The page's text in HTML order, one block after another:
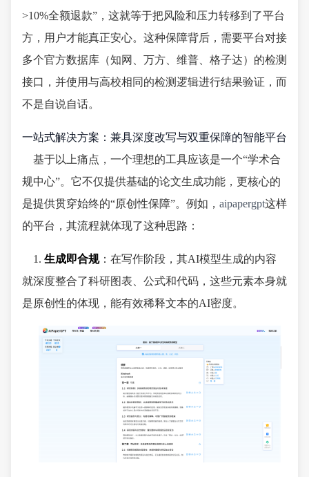
>10%全额退款”，这就等于把风险和压力转移到了平台
方，用户才能真正安心。这种保障背后，需要平台对接
多个官方数据库（知网、万方、维普、格子达）的检测
接口，并使用与高校相同的检测逻辑进行结果验证，而
不是自说自话。
一站式解决方案：兼具深度改写与双重保障的智能平台
基于以上痛点，一个理想的工具应该是一个“学术合
规中心”。它不仅提供基础的论文生成功能，更核心的
是提供贯穿始终的“原创性保障”。例如， aipapergpt这样
的平台，其流程就体现了这种思路：
1. 生成即合规：在写作阶段，其AI模型生成的内容
就深度整合了科研图表、公式和代码，这些元素本身就
是原创性的体现，能有效稀释文本的AI密度。